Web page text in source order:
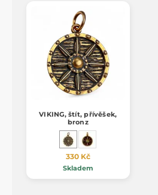
VIKING, štít, přívěšek,
bronz
330 Kč
Skladem